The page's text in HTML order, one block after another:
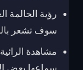
رؤية الحالمة
سوف تشعر
مشاهدة
سماعها بعض